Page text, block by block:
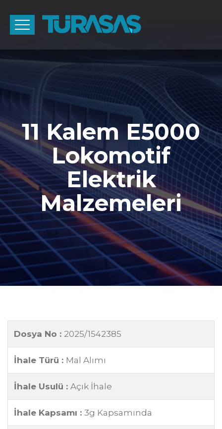
11 Kalem E5000
Lokomotif
Elektrik
Malzemeleri
Dosya No : 2025/1542385
İhale Türü : Mal Alımı
İhale Usulü : Açık İhale
İhale Kapsamı : 3g Kapsamında